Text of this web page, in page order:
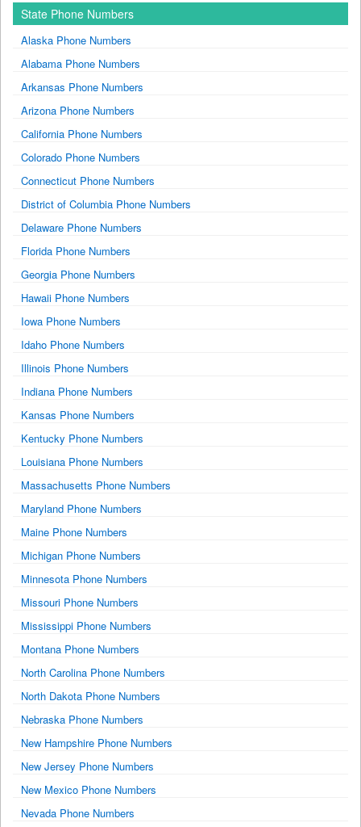
State Phone Numbers
Alaska Phone Numbers
Alabama Phone Numbers
Arkansas Phone Numbers
Arizona Phone Numbers
California Phone Numbers
Colorado Phone Numbers
Connecticut Phone Numbers
District of Columbia Phone Numbers
Delaware Phone Numbers
Florida Phone Numbers
Georgia Phone Numbers
Hawaii Phone Numbers
Iowa Phone Numbers
Idaho Phone Numbers
Illinois Phone Numbers
Indiana Phone Numbers
Kansas Phone Numbers
Kentucky Phone Numbers
Louisiana Phone Numbers
Massachusetts Phone Numbers
Maryland Phone Numbers
Maine Phone Numbers
Michigan Phone Numbers
Minnesota Phone Numbers
Missouri Phone Numbers
Mississippi Phone Numbers
Montana Phone Numbers
North Carolina Phone Numbers
North Dakota Phone Numbers
Nebraska Phone Numbers
New Hampshire Phone Numbers
New Jersey Phone Numbers
New Mexico Phone Numbers
Nevada Phone Numbers